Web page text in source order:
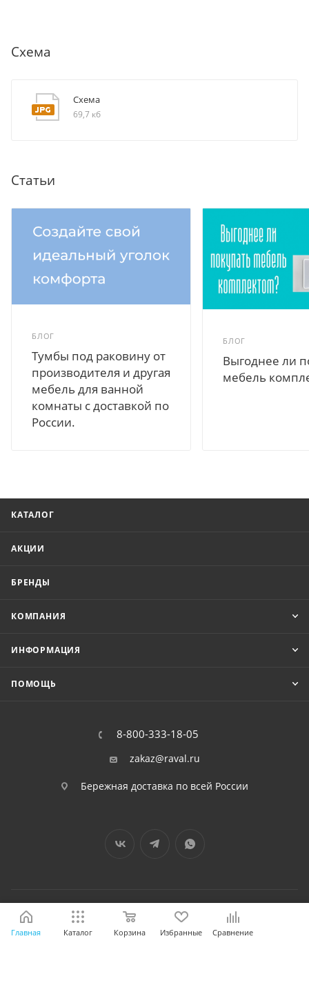
Схема
Схема
69,7 кб
Статьи
БЛОГ
Тумбы под раковину от
производителя и другая
мебель для ванной
комнаты с доставкой по
России.
БЛОГ
Выгоднее ли
мебель
КАТАЛОГ
АКЦИИ
БРЕНДЫ
КОМПАНИЯ
ИНФОРМАЦИЯ
ПОМОЩЬ
8-800-333-18-05
zakaz@raval.ru
Бережная доставка по всей России
2026 © RAVAL - интернет-магазин
Главная Каталог Корзина Избранные Сравнение